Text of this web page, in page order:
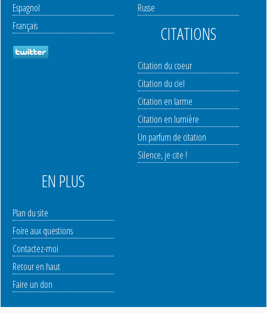
Espagnol
Français
Russe
CITATIONS
Citation du coeur
Citation du ciel
Citation en larme
Citation en lumière
Un parfum de citation
Silence, je cite !
EN PLUS
Plan du site
Foire aux questions
Contactez-moi
Retour en haut
Faire un don